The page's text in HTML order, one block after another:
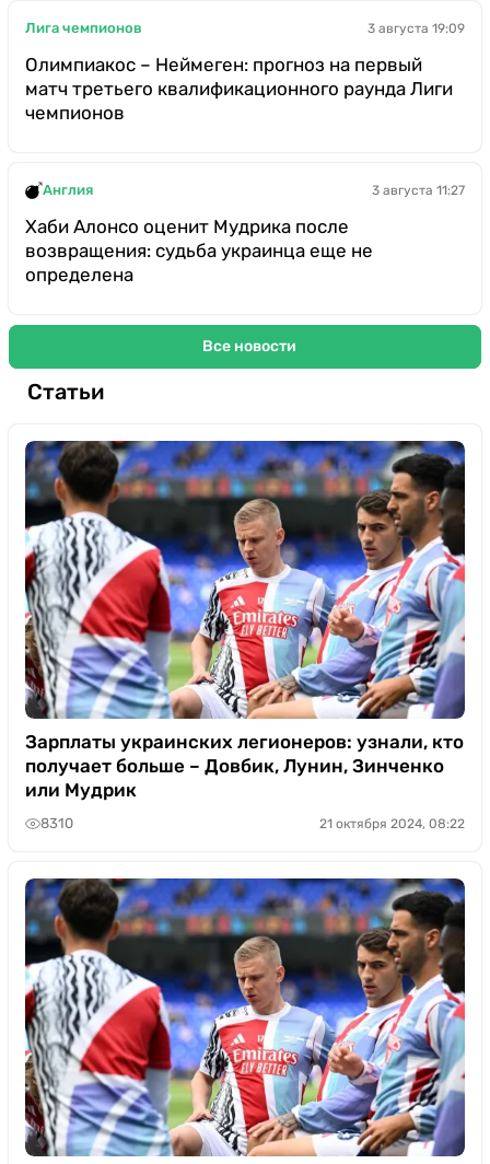
Лига чемпионов 3 августа 19:09
Олимпиакос – Неймеген: прогноз на первый
матч третьего квалификационного раунда Лиги
чемпионов
Англия 3 августа 11:27
Хаби Алонсо оценит Мудрика после
возвращения: судьба украинца еще не
определена
Все новости
Статьи
Зарплаты украинских легионеров: узнали, кто
получает больше – Довбик, Лунин, Зинченко
или Мудрик
8310 21 октября 2024, 08:22